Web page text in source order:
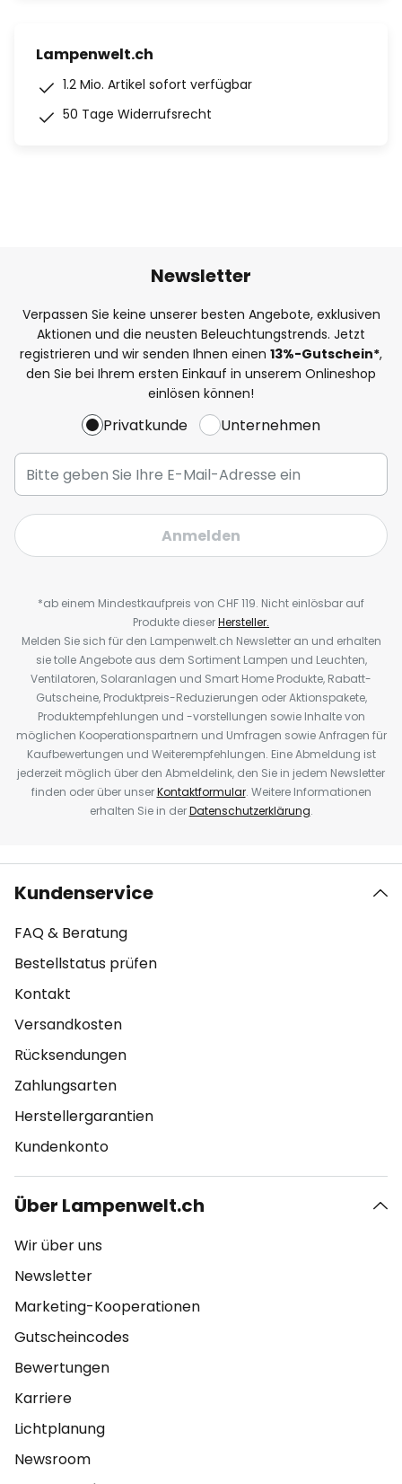
Lampenwelt.ch
1.2 Mio. Artikel sofort verfügbar
50 Tage Widerrufsrecht
Newsletter
Verpassen Sie keine unserer besten Angebote, exklusiven
Aktionen und die neusten Beleuchtungstrends. Jetzt
registrieren und wir senden Ihnen einen 13%-Gutschein*,
den Sie bei Ihrem ersten Einkauf in unserem Onlineshop
einlösen können!
Privatkunde Unternehmen
Anmelden
*ab einem Mindestkaufpreis von CHF 119. Nicht einlösbar auf
Produkte dieserHersteller.
Melden Sie sich für den Lampenwelt.ch Newsletter an und erhalten
sie tolle Angebote aus dem Sortiment Lampen und Leuchten,
Ventilatoren, Solaranlagen und Smart Home Produkte, Rabatt-
Gutscheine, Produktpreis-Reduzierungen oder Aktionspakete,
Produktempfehlungen und -vorstellungen sowie Inhalte von
möglichen Kooperationspartnern und Umfragen sowie Anfragen für
Kaufbewertungen und Weiterempfehlungen. Eine Abmeldung ist
jederzeit möglich über den Abmeldelink, den Sie in jedem Newsletter
finden oder über unserKontaktformular. Weitere Informationen
erhalten Sie in derDatenschutzerklärung.
Kundenservice
FAQ & Beratung
Bestellstatus prüfen
Kontakt
Versandkosten
Rücksendungen
Zahlungsarten
Herstellergarantien
Kundenkonto
Über Lampenwelt.ch
Wir über uns
Newsletter
Marketing-Kooperationen
Gutscheincodes
Bewertungen
Karriere
Lichtplanung
Newsroom